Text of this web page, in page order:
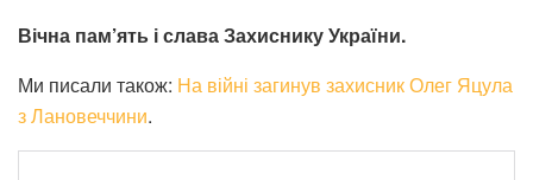
Вічна пам’ять і слава Захиснику України.
Ми писали також: На війні загинув захисник Олег Яцула
з Лановеччини.